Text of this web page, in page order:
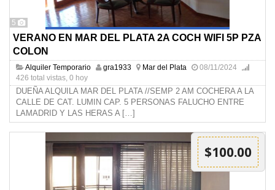
5
VERANO EN MAR DEL PLATA 2A COCH WIFI 5P PZA
COLON
Alquiler Temporario gra1933 Mar del Plata
08/11/2024
426 total vistas, 0 hoy
DUEÑA ALQUILA MAR DEL PLATA //SEMP 2 AM COCHERA A LA
CALLE DE CAT. LUMIN CAP. 5 PERSONAS FALUCHO ENTRE
LAMADRID Y LAS HERAS A […]
$100.00